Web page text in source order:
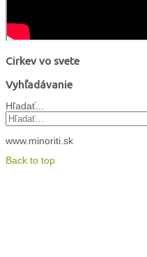
Cirkev vo svete
Vyhľadávanie
Hľadať...
www.minoriti.sk
Back to top